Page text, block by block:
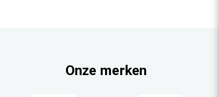
Onze merken